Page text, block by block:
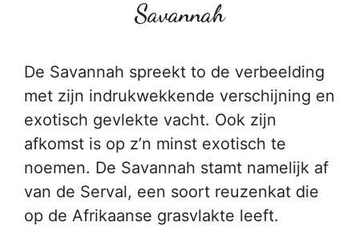
Savannah
De Savannah spreekt to de verbeelding
met zijn indrukwekkende verschijning en
exotisch gevlekte vacht. Ook zijn
afkomst is op z’n minst exotisch te
noemen. De Savannah stamt namelijk af
van de Serval, een soort reuzenkat die
op de Afrikaanse grasvlakte leeft.